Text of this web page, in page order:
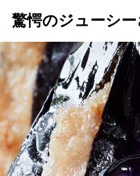
トッ
驚愕のジューシ